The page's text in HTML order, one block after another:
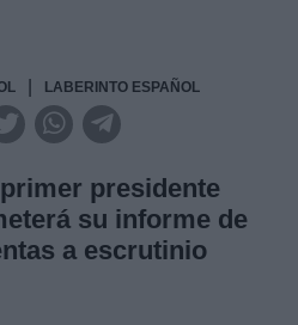
LABERINTO ESPAÑOL
presidente
su informe de
a escrutinio